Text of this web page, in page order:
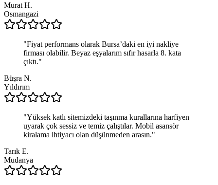
Murat H.
Osmangazi
"Fiyat performans olarak Bursa’daki en iyi nakliye
firması olabilir. Beyaz eşyalarım sıfır hasarla 8. kata
çıktı."
Büşra N.
Yıldırım
"Yüksek katlı sitemizdeki taşınma kurallarına harfiyen
uyarak çok sessiz ve temiz çalıştılar. Mobil asansör
kiralama ihtiyacı olan düşünmeden arasın."
Tarık E.
Mudanya